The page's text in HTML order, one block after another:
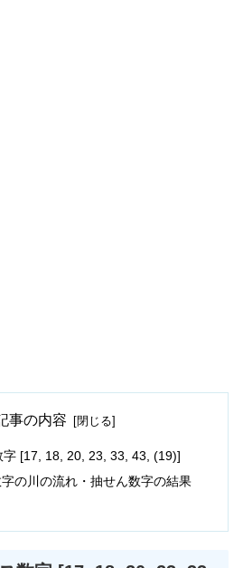
事の内容
字 [17, 18, 20, 23, 33, 43, (19)]
の川の流れ・抽せん数字の結果